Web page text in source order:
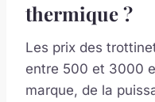
thermique ?
Les prix des
entre 500 et 3000
marque, de la